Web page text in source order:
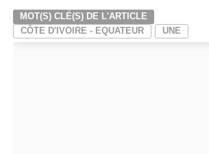
MOT(S) CLÉ(S) DE L'ARTICLE
CÔTE D'IVOIRE - EQUATEUR
UNE